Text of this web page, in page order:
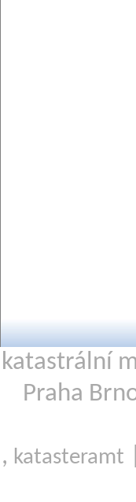
katastrální
Praha
, katasteramt